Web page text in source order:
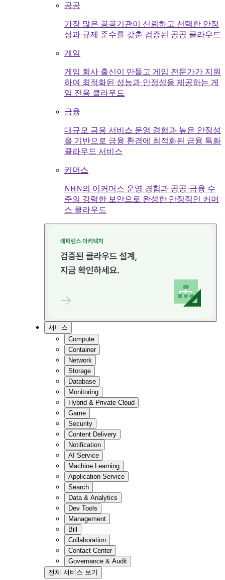
공공
가장 많은 공공기관이 신뢰하고 선택한 안정
성과 규제 준수를 갖춘 검증된 공공 클라우드
게임
게임 회사 출신이 만들고 게임 전문가가 지원
하여 최적화된 성능과 안정성을 제공하는 게
임 전용 클라우드
금융
대규모 금융 서비스 운영 경험과 높은 안정성
을 기반으로 금융 환경에 최적화된 금융 특화
클라우드 서비스
커머스
NHN의 이커머스 운영 경험과 공공·금융 수
준의 강력한 보안으로 완성한 안정적인 커머
스 클라우드
서비스
Compute
Container
Network
Storage
Database
Monitoring
Hybrid & Private Cloud
Game
Security
Content Delivery
Notification
AI Service
Machine Learning
Application Service
Search
Data & Analytics
Dev Tools
Management
Bill
Collaboration
Contact Center
Governance & Audit
전체 서비스 보기